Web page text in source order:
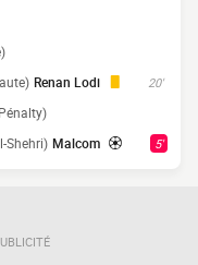
20'
Renan Lodi
5'
Malcom
Shehri)